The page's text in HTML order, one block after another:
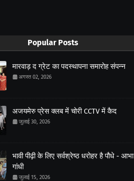
Popular Posts
मारवाड़ द ग्रेट का पदस्थापना समारोह संपन्न
अगस्त 02, 2026
अजयमेरु प्रेस क्लब में चोरी CCTV में कैद
जुलाई 30, 2026
भावी पीढ़ी के लिए सर्वश्रेष्ठ धरोहर है पौधे - आभा
गांधी
जुलाई 15, 2026